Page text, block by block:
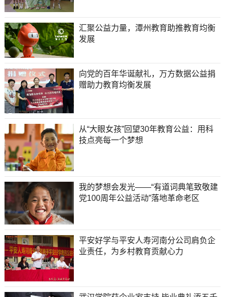
汇聚公益力量，潭州教育助推教育均衡
发展
向党的百年华诞献礼，万方数据公益捐
赠助力教育均衡发展
从“大眼女孩”回望30年教育公益：用科
技点亮每一个梦想
我的梦想会发光——“有道词典笔致敬建
党100周年公益活动”落地革命老区
平安好学与平安人寿河南分公司肩负企
业责任，为乡村教育贡献心力